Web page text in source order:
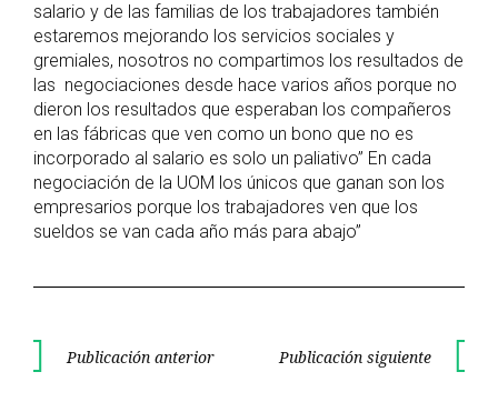
salario y de las familias de los trabajadores también
estaremos mejorando los servicios sociales y
gremiales, nosotros no compartimos los resultados de
las negociaciones desde hace varios años porque no
dieron los resultados que esperaban los compañeros
en las fábricas que ven como un bono que no es
incorporado al salario es solo un paliativo” En cada
negociación de la UOM los únicos que ganan son los
empresarios porque los trabajadores ven que los
sueldos se van cada año más para abajo”
Navegación
Publicación anterior Publicación siguiente